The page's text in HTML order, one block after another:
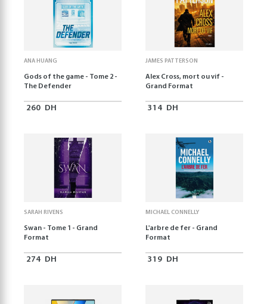
ANA HUANG
Gods of the game - Tome 2 -
The Defender
260 DH
JAMES PATTERSON
Alex Cross, mort ou vif -
Grand Format
314 DH
SARAH RIVENS
Swan - Tome 1 - Grand
Format
274 DH
MICHAEL CONNELLY
L'arbre de fer - Grand
Format
319 DH